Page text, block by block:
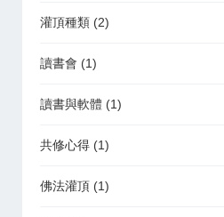
灌頂種類 (2)
讀書會 (1)
讀書與軟體 (1)
共修心得 (1)
佛法灌頂 (1)